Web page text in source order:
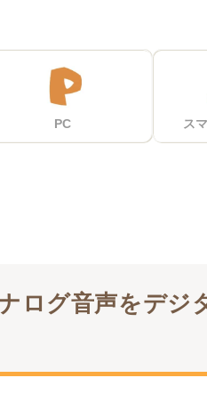
PC ス
ログ音声をデジ